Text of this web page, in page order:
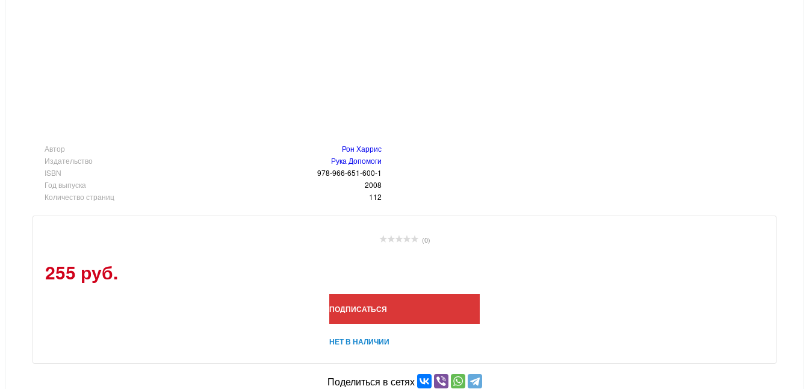
Автор
Рон Харрис
Издательство
Рука Допомоги
ISBN
978-966-651-600-1
Год выпуска
2008
Количество страниц
112
(0)
255 руб.
ПОДПИСАТЬСЯ
НЕТ В НАЛИЧИИ
Поделиться в сетях